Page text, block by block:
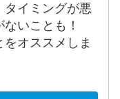
タイミングが悪
いことも！
オススメしま